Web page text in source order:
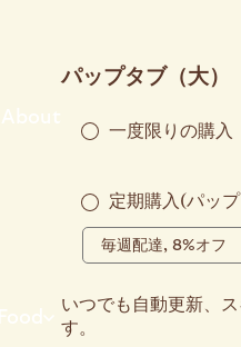
About
Food
パップタブ（大）
一度限りの購入
定期購入(パッ
いつでも自動更新、
す。